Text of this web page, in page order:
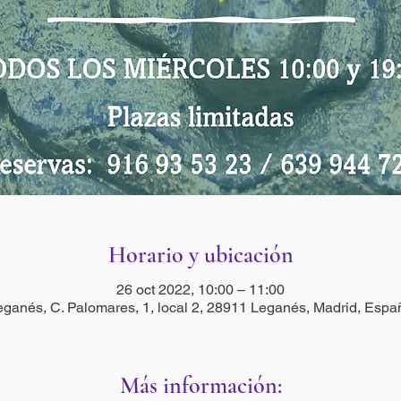
Horario y ubicación
26 oct 2022, 10:00 – 11:00
C. Palomares, 1, local 2, 28911 Leganés, Madrid,
Más información: